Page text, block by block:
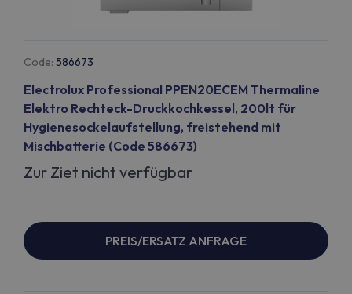
Code: 586673
Electrolux Professional PPEN20ECEM Thermaline
Elektro Rechteck-Druckkochkessel, 200lt für
Hygienesockelaufstellung, freistehend mit
Mischbatterie (Code 586673)
Zur Ziet nicht verfügbar
PREIS/ERSATZ ANFRAGE